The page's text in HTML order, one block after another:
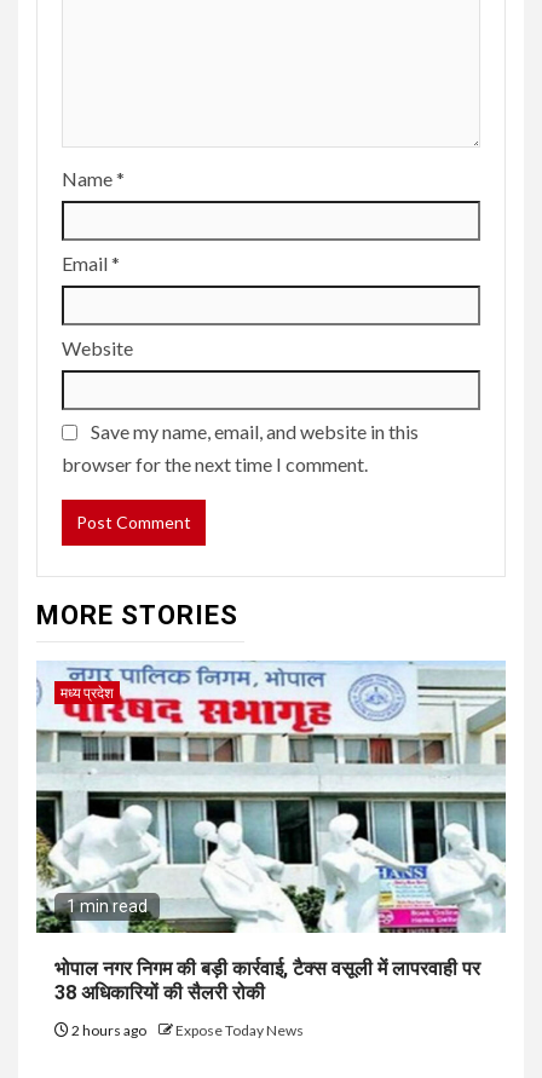
Name*
Email*
Website
Save my name, email, and website in this
browser for the next time I comment.
MORE STORIES
मध्य प्रदेश
1 min read
भोपाल नगर निगम की बड़ी कार्रवाई, टैक्स वसूली में लापरवाही पर
38 अधिकारियों की सैलरी रोकी
2 hours ago Expose Today News